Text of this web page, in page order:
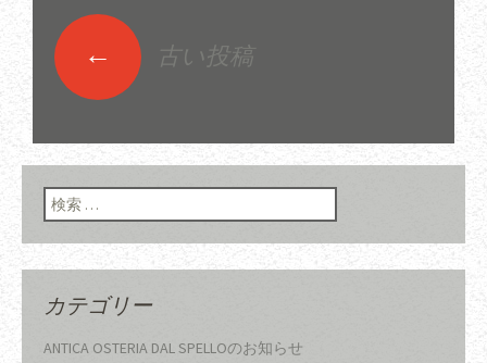
投稿ナビゲーショ
ン
← 古い投稿
検索:
カテゴリー
ANTICA OSTERIA DAL SPELLOのお知らせ